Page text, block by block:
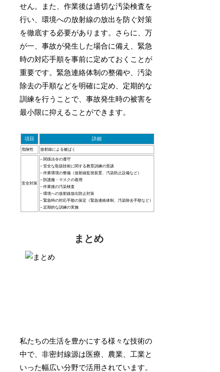
せん。また、作業後は適切な汚染検査を
行い、環境への放射線の放出を防ぐ対策
を徹底する必要があります。さらに、万
が一、事故が発生した場合に備え、緊急
時の対応手順を事前に定めておくことが
重要です。緊急連絡体制の整備や、汚染
除去の手順などを明確に定め、定期的な
訓練を行うことで、事故発生時の被害を
最小限に抑えることができます。
項目 詳細
危険性 放射線による被ばく
安全対策
– 関係法令の遵守
– 安全な取扱技術に関する教育訓練の受講
– 作業環境の整備（放射線監視装置、汚染防止設備など）
– 防護服・マスクの着用
– 作業後の汚染検査
– 環境への放射線放出防止対策
– 緊急時の対応手順の策定（緊急連絡体制、汚染除去手順など）
– 定期的な訓練の実施
まとめ
私たちの生活を豊かにする様々な技術の
中で、非密封線源は医療、農業、工業と
いった幅広い分野で活用されています。